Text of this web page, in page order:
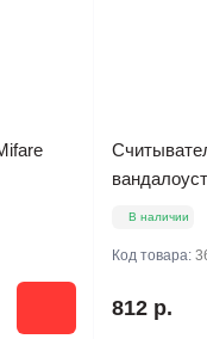
В наличии
Код товара:
812 р.